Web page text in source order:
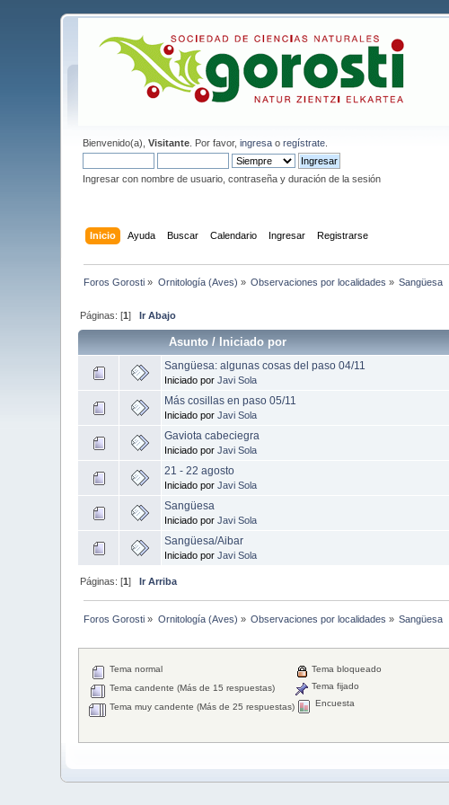
Bienvenido(a),Visitante . Por favor,ingresa oregístrate
Ingresar con nombre de usuario, contraseña y duración de la sesión
Inicio Ayuda Buscar Calendario Ingresar Registrarse
Foros Gorosti » Ornitología (Aves) » Observaciones por localidades » Sangüesa
Páginas: [1]Ir Abajo
Asunto /Iniciado por
Sangüesa: algunas cosas del paso 04/11
Iniciado porJavi Sola
Más cosillas en paso 05/11
Iniciado porJavi Sola
Gaviota cabeciegra
Iniciado porJavi Sola
21 - 22 agosto
Iniciado porJavi Sola
Sangüesa
Iniciado porJavi Sola
Sangüesa/Aibar
Iniciado porJavi Sola
Páginas: [1]Ir Arriba
Foros Gorosti » Ornitología (Aves) » Observaciones por localidades » Sangüesa
Tema normal
Tema candente (Más de 15 respuestas)
Tema muy candente (Más de 25 respuestas)
Tema bloqueado
Tema fijado
Encuesta